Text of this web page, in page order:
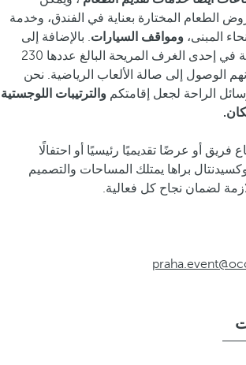
الطعام المختارة بعناية في الفندق، وخدمة
المبنى، ومواقف السيارات. بالإضافة إلى
ذلك، إذا اختاروا الإقامة في إحدى الغرف المريحة البالغ عددها 230
الوصول إلى صالة الألعاب الرياضية. نحن
الراحة لجعل إقامتكم والترتيبات اللوجستية
أو عرضًا تقديميًا رئيسيًا أو احتفالًا
براها يمتلك المساحات والتصميم
لضمان نجاح كل فعالية.